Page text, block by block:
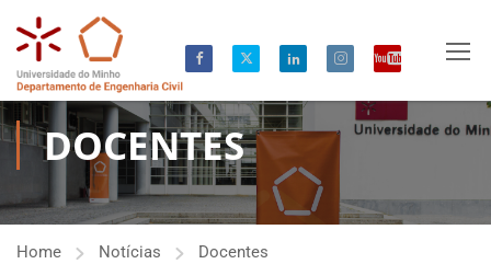
DOCENTES
Home Notícias Docentes